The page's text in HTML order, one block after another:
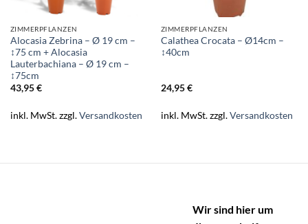
ZIMMERPFLANZEN
Alocasia Zebrina – Ø 19 cm –
↕75 cm + Alocasia
Lauterbachiana – Ø 19 cm –
↕75cm
43,95€
inkl. MwSt.zzgl.Versandkosten
ZIMMERPFLANZEN
Calathea Crocata – Ø14cm –
↕40cm
24,95€
inkl. MwSt.zzgl.Versandkosten
Wir sind hier um